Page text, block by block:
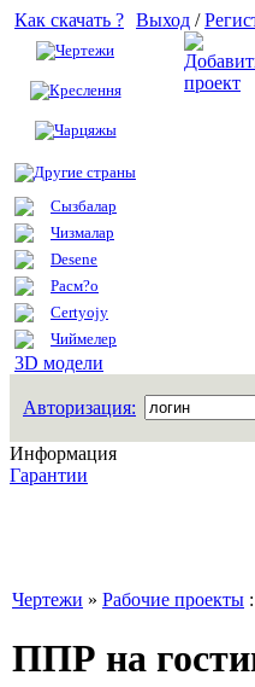
Как скачать ?
Чертежи
Креслення
Чарцяжы
Другие страны
Сызбалар
Чизмалар
Desene
Расм?о
Certyojy
Чиймелер
3D модели
Выход /
Авторизация:
Информация
Гарантии
Чертежи » Рабочие проекты :
ППР на